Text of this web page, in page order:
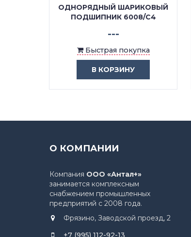
ОДНОРЯДНЫЙ ШАРИКОВЫЙ
ПОДШИПНИК 6008/C4
---
Быстрая покупка
В КОРЗИНУ
О КОМПАНИИ
Компания ООО «Антал+»
занимается комплексным
снабжением промышленных
предприятий с 2008 года.
Фрязино, Заводской проезд, 2
+7 (995) 112-92-13